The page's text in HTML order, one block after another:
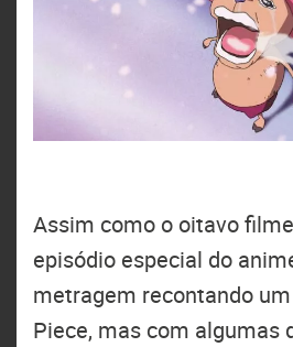
Assim como o oitavo
episódio especial do
metragem recontando
Piece, mas com algumas